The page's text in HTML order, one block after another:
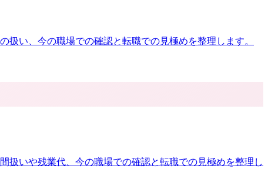
い、今の職場での確認と転職での見極めを整理します。
扱いや残業代、今の職場での確認と転職での見極めを整理し